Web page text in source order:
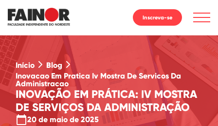
Inscreva-se
Início
Blog
Inovacao Em Pratica Iv Mostra De Servicos Da
Administracao
INOVAÇÃO EM PRÁTICA: IV MOSTRA
DE SERVIÇOS DA ADMINISTRAÇÃO
calendar_today20 de maio de 2025